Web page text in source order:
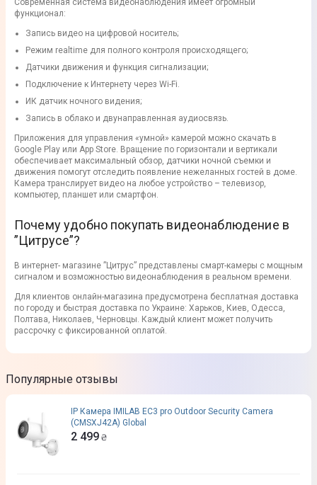
Современная система видеонаблюдения имеет огромный
функционал:
Запись видео на цифровой носитель;
Режим realtime для полного контроля происходящего;
Датчики движения и функция сигнализации;
Подключение к Интернету через Wi-Fi.
ИК датчик ночного видения;
Запись в облако и двунаправленная аудиосвязь.
Приложения для управления «умной» камерой можно скачать в
Google Play или App Store. Вращение по горизонтали и вертикали
обеспечивает максимальный обзор, датчики ночной съемки и
движения помогут отследить появление нежеланных гостей в доме.
Камера транслирует видео на любое устройство – телевизор,
компьютер, планшет или смартфон.
Почему удобно покупать видеонаблюдение в
”Цитрусе”?
В интернет- магазине ”Цитрус” представлены смарт-камеры с мощным
сигналом и возможностью видеонаблюдения в реальном времени.
Для клиентов онлайн-магазина предусмотрена бесплатная доставка
по городу и быстрая доставка по Украине: Харьков, Киев, Одесса,
Полтава, Николаев, Черновцы. Каждый клиент может получить
рассрочку с фиксированной оплатой.
Популярные отзывы
IP Камера IMILAB EC3 pro Outdoor Security Camera
(CMSXJ42A) Global
2 499 ₴